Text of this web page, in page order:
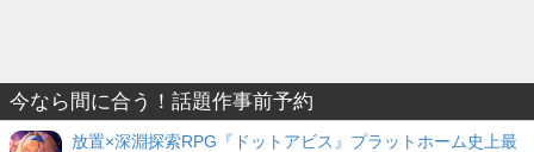
今なら間に合う！話題作事前予約
放置×深淵探索RPG『ドットアビス』プラットホーム史上最